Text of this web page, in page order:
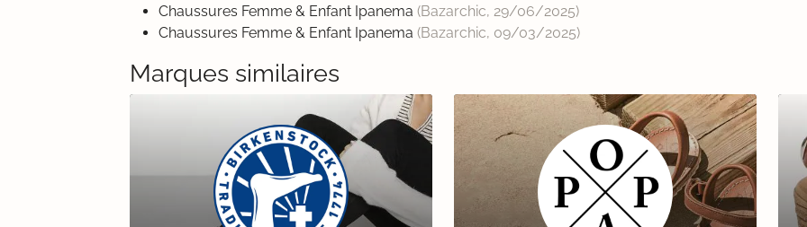
Chaussures Femme & Enfant Ipanema (Bazarchic, 29/06/2025)
Chaussures Femme & Enfant Ipanema (Bazarchic, 09/03/2025)
Marques similaires